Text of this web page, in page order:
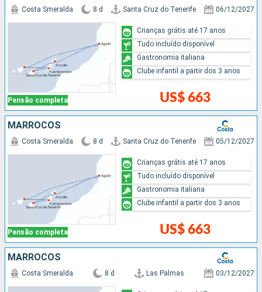
Pensão completa
Costa Smeralda 8 d Santa Cruz do Tenerife 06/12/2027
US$ 663
Crianças grátis até 17 anos
Tudo incluído disponível
Gastronomia italiana
Clube infantil a partir dos 3 anos
MARROCOS
Pensão completa
Costa Smeralda 8 d Santa Cruz do Tenerife 05/12/2027
US$ 663
Crianças grátis até 17 anos
Tudo incluído disponível
Gastronomia italiana
Clube infantil a partir dos 3 anos
MARROCOS
Costa Smeralda 8 d Las Palmas 03/12/2027